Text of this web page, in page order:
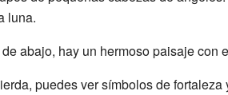
luna.
abajo, hay un hermoso paisaje con
puedes ver símbolos de fortaleza